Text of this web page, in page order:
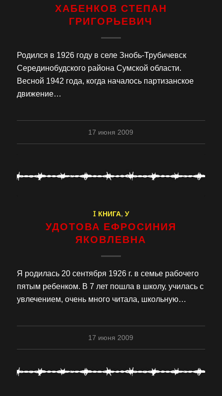
ХАБЕНКОВ СТЕПАН
ГРИГОРЬЕВИЧ
Родился в 1926 году в селе Знобь-Трубичевск
Серединобудского района Сумской области.
Весной 1942 года, когда началось партизанское
движение…
17 июня 2009
I КНИГА, У
УДОТОВА ЕФРОСИНИЯ
ЯКОВЛЕВНА
Я родилась 20 сентября 1926 г. в семье рабочего
пятым ребенком. В 7 лет пошла в школу, училась с
увлечением, очень много читала, школьную…
17 июня 2009